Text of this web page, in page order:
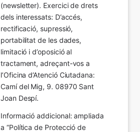
(newsletter). Exercici de drets
dels interessats: D’accés,
rectificació, supressió,
portabilitat de les dades,
limitació i d’oposició al
tractament, adreçant-vos a
l’Oficina d’Atenció Ciutadana:
Camí del Mig, 9. 08970 Sant
Joan Despí.
Informació addicional: ampliada
a “Política de Protecció de